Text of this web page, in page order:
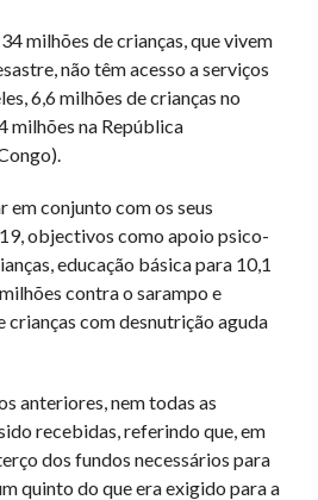
milhões de crianças, que vivem
não têm acesso a serviços
6,6 milhões de crianças no
milhões na República
em conjunto com os seus
objectivos como apoio psico-
educação básica para 10,1
contra o sarampo e
com desnutrição aguda
anteriores, nem todas as
recebidas, referindo que, em
dos fundos necessários para
quinto do que era exigido para a